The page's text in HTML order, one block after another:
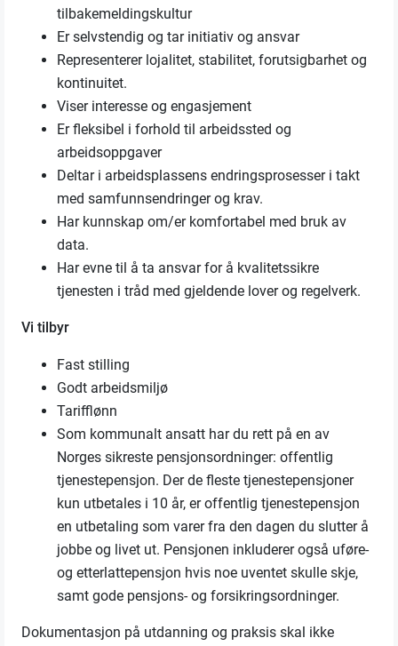
tilbakemeldingskultur
Er selvstendig og tar initiativ og ansvar
Representerer lojalitet, stabilitet, forutsigbarhet og
kontinuitet.
Viser interesse og engasjement
Er fleksibel i forhold til arbeidssted og
arbeidsoppgaver
Deltar i arbeidsplassens endringsprosesser i takt
med samfunnsendringer og krav.
Har kunnskap om/er komfortabel med bruk av
data.
Har evne til å ta ansvar for å kvalitetssikre
tjenesten i tråd med gjeldende lover og regelverk.
Vi tilbyr
Fast stilling
Godt arbeidsmiljø
Tarifflønn
Som kommunalt ansatt har du rett på en av
Norges sikreste pensjonsordninger: offentlig
tjenestepensjon. Der de fleste tjenestepensjoner
kun utbetales i 10 år, er offentlig tjenestepensjon
en utbetaling som varer fra den dagen du slutter å
jobbe og livet ut. Pensjonen inkluderer også uføre-
og etterlattepensjon hvis noe uventet skulle skje,
samt gode pensjons- og forsikringsordninger.
Dokumentasjon på utdanning og praksis skal ikke